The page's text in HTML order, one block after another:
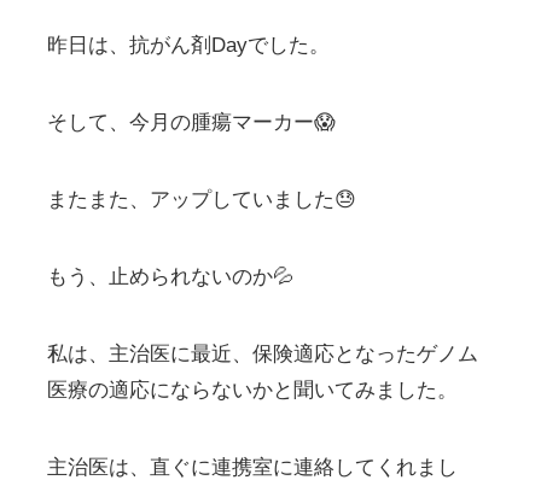
昨日は、抗がん剤Dayでした。
そして、今月の腫瘍マーカー😱
またまた、アップしていました😓
もう、止められないのか💦
私は、主治医に最近、保険適応となったゲノム
医療の適応にならないかと聞いてみました。
主治医は、直ぐに連携室に連絡してくれまし